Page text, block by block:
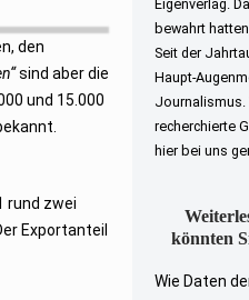
den
sind aber die
und 15.000
rund zwei
Exportanteil
Eigenverlag.
bewahrt
Seit der
Haupt-
Journalismus.
recherchierte
hier bei uns
könnten
Wie Daten